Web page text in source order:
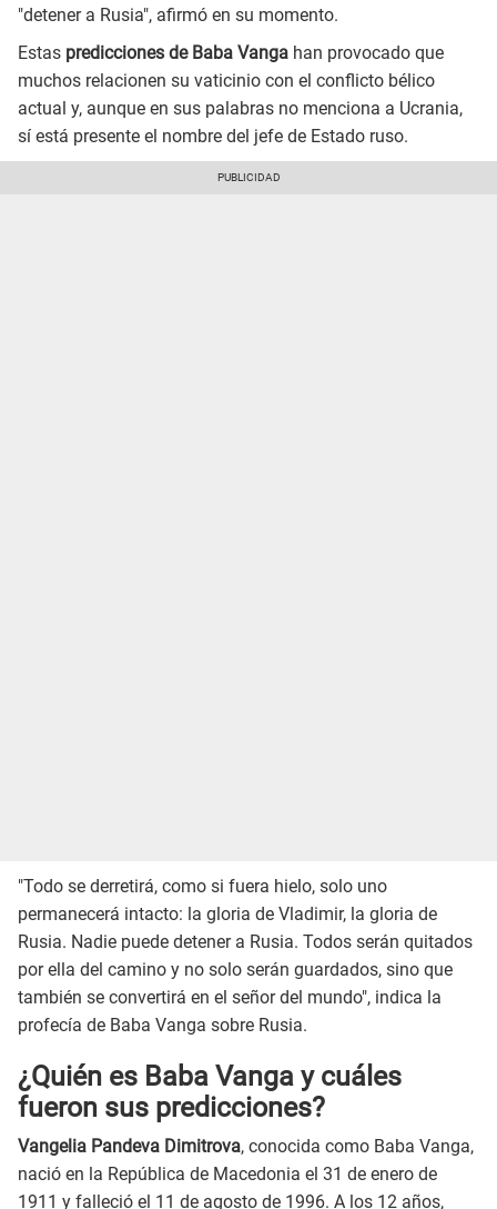
"detener a Rusia", afirmó en su momento.
Estas predicciones de Baba Vanga han provocado que
muchos relacionen su vaticinio con el conflicto bélico
actual y, aunque en sus palabras no menciona a Ucrania,
sí está presente el nombre del jefe de Estado ruso.
"Todo se derretirá, como si fuera hielo, solo uno
permanecerá intacto: la gloria de Vladimir, la gloria de
Rusia. Nadie puede detener a Rusia. Todos serán quitados
por ella del camino y no solo serán guardados, sino que
también se convertirá en el señor del mundo", indica la
profecía de Baba Vanga sobre Rusia.
¿Quién es Baba Vanga y cuáles
fueron sus predicciones?
Vangelia Pandeva Dimitrova, conocida como Baba Vanga,
nació en la República de Macedonia el 31 de enero de
1911 y falleció el 11 de agosto de 1996. A los 12 años,